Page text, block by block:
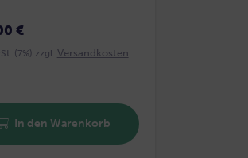
€
(7%) zzgl. Versandkosten
In den Warenkorb